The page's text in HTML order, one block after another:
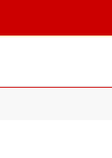
(Drôme) :